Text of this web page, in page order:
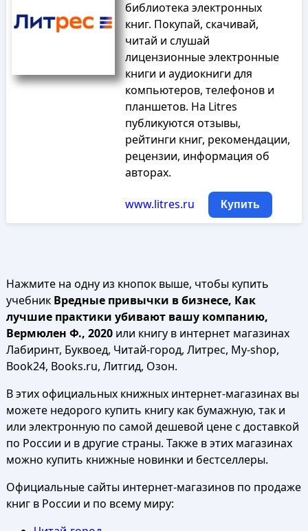
библиотека электронных
книг. Покупай, скачивай,
читай и слушай
лицензионные электронные
книги и аудиокниги для
компьютеров, телефонов и
планшетов. На Litres
публикуются отзывы,
рейтинги книг, рекомендации,
рецензии, информация об
авторах.
www.litres.ru Купить
Нажмите на одну из кнопок выше, чтобы купить
учебник Вредные привычки в бизнесе, Как
лучшие практики убивают вашу компанию,
Вермюлен Ф., 2020или книгу в интернет магазинах
Лабиринт, Буквоед, Читай-город, Литрес, My-shop,
Book24, Books.ru, Литгид, Озон.
В этих официальных книжных интернет-магазинах вы
можете недорого купить книгу как бумажную, так и
или электронную по самой дешевой цене с доставкой
по России и в другие страны. Также в этих магазинах
можно купить книжные новинки и бестселлеры.
Официальные сайты интернет-магазинов по продаже
книг в России и по всему миру: